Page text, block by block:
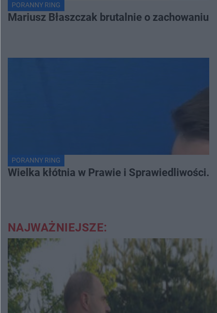
PORANNY RING
Mariusz Błaszczak brutalnie o zachowaniu
PORANNY RING
Wielka kłótnia w Prawie i Sprawiedliwości.
NAJWAŻNIEJSZE: